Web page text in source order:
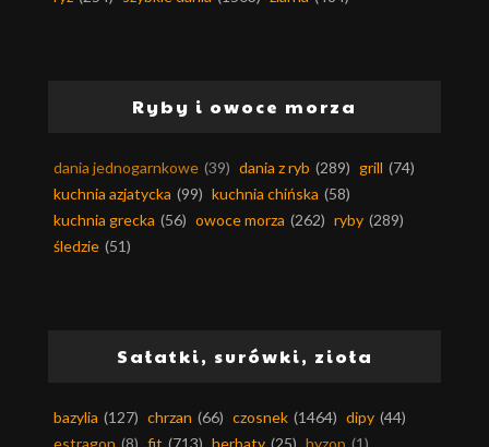
Ryby i owoce morza
dania jednogarnkowe (39) dania z ryb (289) grill (74)
kuchnia azjatycka (99) kuchnia chińska (58)
kuchnia grecka (56) owoce morza (262) ryby (289)
śledzie (51)
Sałatki, surówki, zioła
bazylia (127) chrzan (66) czosnek (1464) dipy (44)
estragon (8) fit (713) herbaty (25) hyzop (1)